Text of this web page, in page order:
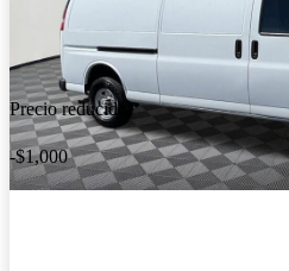
Precio reducido
-$1,000